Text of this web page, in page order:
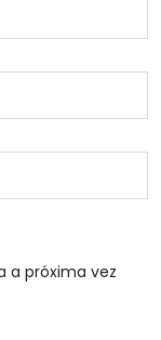
a próxima vez